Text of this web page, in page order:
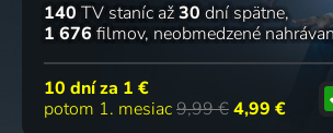
140 TV staníc až30 dní spätne
1 676 filmov neobmedzené
10 dní za 1 €
potom 1. mesiac9,99 €4,99 €